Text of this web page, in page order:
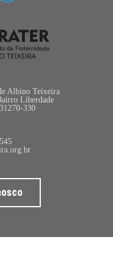
Albino Teixeira
Liberdade
330